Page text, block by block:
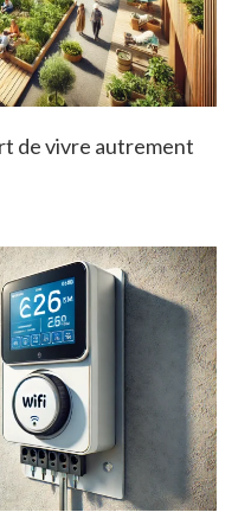
de vivre autrement